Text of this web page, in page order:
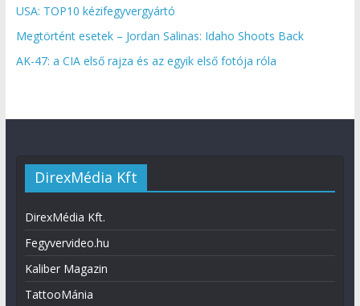
USA: TOP10 kézifegyvergyártó
Megtörtént esetek – Jordan Salinas: Idaho Shoots Back
AK-47: a CIA első rajza és az egyik első fotója róla
DirexMédia Kft
DirexMédia Kft.
Fegyvervideo.hu
Kaliber Magazin
TattooMánia